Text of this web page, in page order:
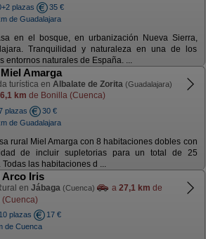
plazas
35 €
de Guadalajara
en el bosque, en urbanización Nueva Sierra,
Tranquilidad y naturaleza en una de los
entornos naturales de España. ...
Amarga
turística en Albalate de Zorita (Guadalajara)
km de Bonilla (Cuenca)
plazas
30 €
de Guadalajara
rural Miel Amarga con 8 habitaciones dobles con
de incluir supletorias para un total de 25
Todas las habitaciones d ...
Arco Iris
en Jábaga (Cuenca) a 27,1 km de
(Cuenca)
plazas
17 €
de Cuenca